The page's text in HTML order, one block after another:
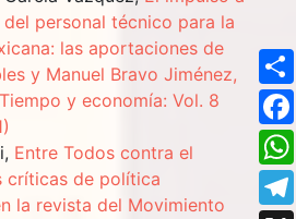
personal técnico para la
las aportaciones de
y Manuel Bravo Jiménez,
Tiempo y economía: Vol. 8
Entre Todos contra el
críticas de política
la revista del Movimiento